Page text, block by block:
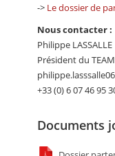
-> Le dossier de
Nous contacter :
Philippe LASSALLE
Président du
+33 (0) 6 07 46 95
Documents